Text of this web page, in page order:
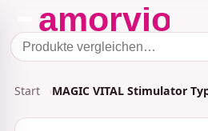
Start MAGIC VITAL Stimulator